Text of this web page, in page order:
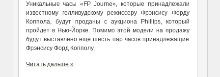
Уникальные часы «FP Journe», которые принадлежали
известному голливудскому режиссеру Фрэнсису Форду
Коппола, будут проданы с аукциона Phillips, который
пройдет в Нью-Йорке. Помимо этой модели на продажу
будут выставлено еще шесть пар часов принадлежащие
Фрэнсису Форд Копполу.
Читать дальше »